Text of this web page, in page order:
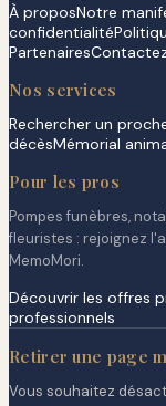
À proposNotre
confidentialité
Partenaires
Nos services
Rechercher un
décèsMémorial
Pour les pros
Pompes funèbres,
fleuristes : rejoignez
MemoMori.
Découvrir les offres
professionnels
Retirer une page
Vous souhaitez